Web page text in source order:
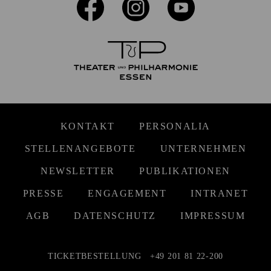
KONTAKT PERSONALIA
STELLENANGEBOTE UNTERNEHMEN
NEWSLETTER PUBLIKATIONEN
PRESSE ENGAGEMENT INTRANET
AGB DATENSCHUTZ IMPRESSUM
TICKETBESTELLUNG +49 201 81 22-200